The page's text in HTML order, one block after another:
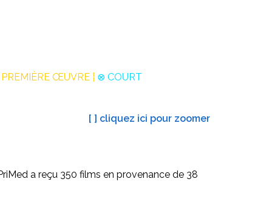
ŒUVRE ¦ ⊗ COURT
[ ] cliquez ici pour zoomer
a reçu 350 films en provenance de 38